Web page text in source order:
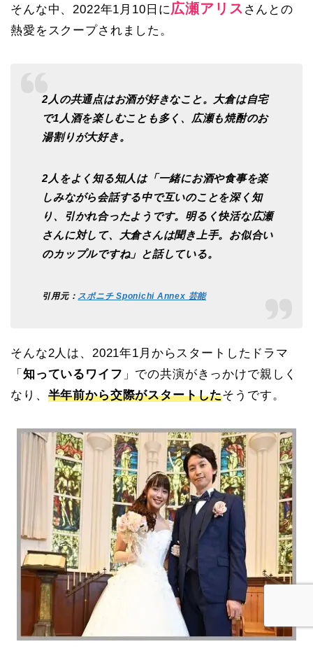
そんな中、2022年1月10日に広瀬アリス さんとの
熱愛をスクープされました。
2人の共通点はお酒が好きなこと。大倉は自宅
で1人酒を楽しむことも多く、広瀬も焼酎のお
湯割りが大好き。
2人をよく知る知人は「一緒にお酒や食事を楽
しみながら会話する中で互いのことを深く知
り、引かれ合ったようです。明るく快活な広瀬
さんに対して、大倉さんは聞き上手。お似合い
のカップルですね」と話している。
引用元： スポニチ Sponichi Annex 芸能
そんな2人は、2021年1月からスタートしたドラマ
「 知っているワイフ 」での共演がきっかけで親しく
なり、 半年前から交際がスタートしたそうです。